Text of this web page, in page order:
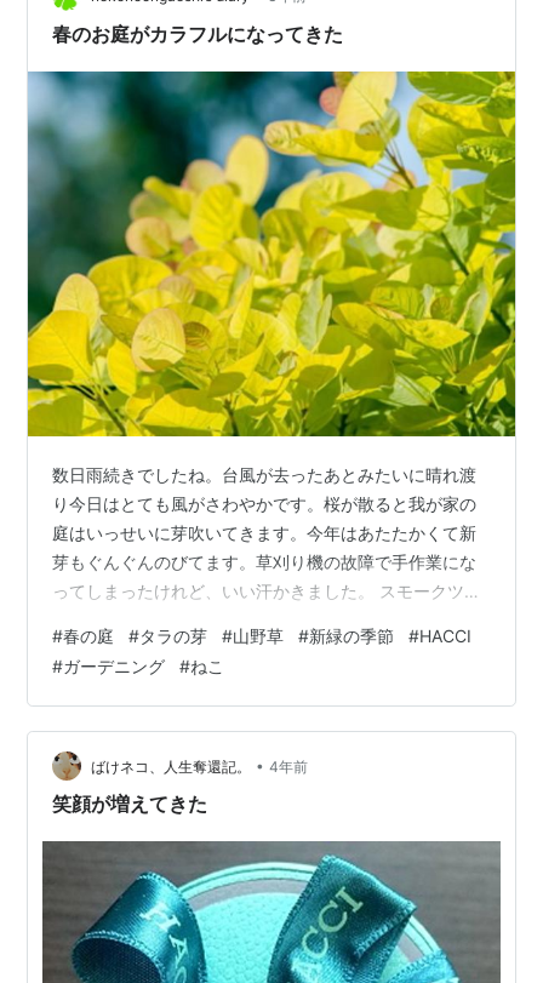
◎！ 感想 スープというと安っぽそうと思われるかもしれ
春のお庭がカラフルになってきた
数日雨続きでしたね。台風が去ったあとみたいに晴れ渡
り今日はとても風がさわやかです。桜が散ると我が家の
庭はいっせいに芽吹いてきます。今年はあたたかくて新
芽もぐんぐんのびてます。草刈り機の故障で手作業にな
ってしまったけれど、いい汗かきました。 スモークツリ
（三葉土栗） タラの芽 大豊作 ！！ ハルジオン ギボウシ
お庭を散歩中のHACCI（ハッチ）くん 今年は紫陽花やギ
ボウシの芽がすでに出ているので開花も早くなりそうで
す。 この度の震災により被害に遭われた方々にお見舞い
申し上げます。
#春の庭 #タラの芽 #山野草 #新緑の季節 #HACCI
#ガーデニング #ねこ
ばけネコ、人生奪還記。 • 4年前
笑顔が増えてきた